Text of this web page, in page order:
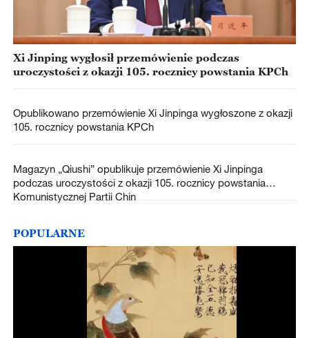
Xi Jinping wygłosił przemówienie podczas
uroczystości z okazji 105. rocznicy powstania KPCh
Opublikowano przemówienie Xi Jinpinga wygłoszone z okazji
105. rocznicy powstania KPCh
Magazyn „Qiushi” opublikuje przemówienie Xi Jinpinga
podczas uroczystości z okazji 105. rocznicy powstania
Komunistycznej Partii Chin
POPULARNE